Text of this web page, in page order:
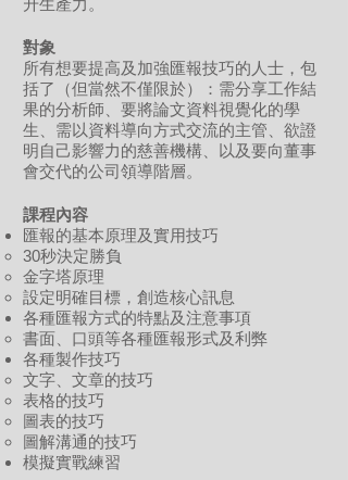
升生產力。
對象
所有想要提高及加強匯報技巧的人士，包
括了（但當然不僅限於）：需分享工作結
果的分析師、要將論文資料視覺化的學
生、需以資料導向方式交流的主管、欲證
明自己影響力的慈善機構、以及要向董事
會交代的公司領導階層。
課程內容
匯報的基本原理及實用技巧
30秒決定勝負
金字塔原理
設定明確目標，創造核心訊息
各種匯報方式的特點及注意事項
書面、口頭等各種匯報形式及利弊
各種製作技巧
文字、文章的技巧
表格的技巧
圖表的技巧
圖解溝通的技巧
模擬實戰練習